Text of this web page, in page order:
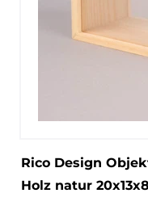
Rico Design
Holz natur